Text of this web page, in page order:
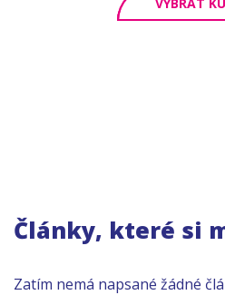
Články, které si
Zatím nemá napsané žádné